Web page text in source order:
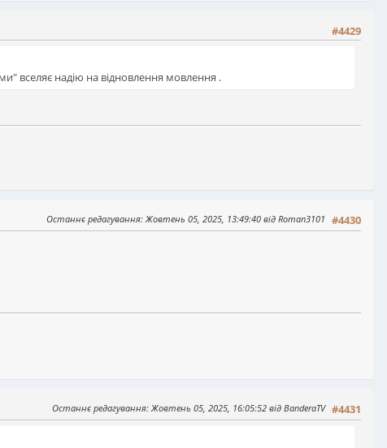
#4429
вселяє надію на відновлення мовлення .
#4430
Останнє редагування: Жовтень 05, 2025, 13:49:40 від Roman3101
#4431
Останнє редагування: Жовтень 05, 2025, 16:05:52 від BanderaTV